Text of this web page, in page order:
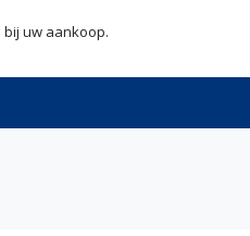
uw aankoop.